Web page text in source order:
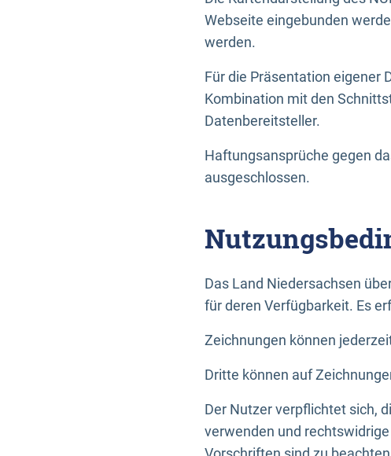
Webseite eingebunden
werden.
Für die Präsentation eigener
Kombination mit den
Datenbereitsteller.
Haftungsansprüche gegen
ausgeschlossen.
Das Land Niedersachsen
für deren Verfügbarkeit. Es
Zeichnungen können
Dritte können auf
Der Nutzer verpflichtet sich,
verwenden und